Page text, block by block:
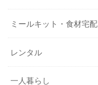
ミールキット・食材宅配
レンタル
一人暮らし